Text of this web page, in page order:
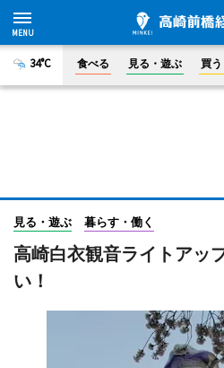
34°C 食べる 見る・遊ぶ 買う
見る・遊ぶ 暮らす・働く
高崎白衣観音ライトアッ
い！